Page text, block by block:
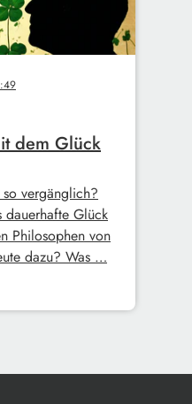
dem Glück
vergänglich?
Glück
Philosophen von
dazu? Was …